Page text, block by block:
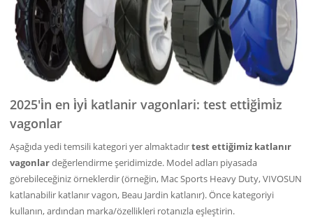
2025'i̇n en i̇yi̇ katlanir vagonlari: test etti̇ği̇mi̇z
vagonlar
Aşağıda yedi temsili kategori yer almaktadırtest ettiğimiz katlanır
vagonlardeğerlendirme şeridimizde. Model adları piyasada
görebileceğiniz örneklerdir (örneğin, Mac Sports Heavy Duty, VIVOSUN
katlanabilir katlanır vagon, Beau Jardin katlanır). Önce kategoriyi
kullanın, ardından marka/özellikleri rotanızla eşleştirin.